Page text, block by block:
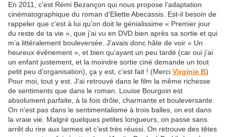
En 2011, c’est Rémi Bezançon qui nous propose l’adaptation
cinématographique du roman d’Eliette Abecassis. Est-il besoin de
rappeler que c’est à lui qu’on doit le génialissime « Premier jour
du reste de ta vie », que j’ai vu en DVD bien après sa sortie et qui
m’a littéralement bouleversée. J’avais donc hâte de voir « Un
heureux événement », et bien qu’ayant un peu tardé (car oui j’ai
un enfant justement, et la moindre sortie ciné demande un tout
petit peu d’organisation), ça y est, c’est fait ! (Merci Virginie B)
Pour moi, tout y est. J’ai retrouvé dans le film la même richesse
de sentiments que dans le roman. Louise Bourgoin est
absolument parfaite, à la fois drôle, charmante et bouleversante.
On n’est pas dans le sentimentalisme à trois balles, on est dans
la vraie vie. Malgré quelques petites longueurs, on passe sans
arrêt du rire aux larmes et c’est très réussi. On retrouve des têtes